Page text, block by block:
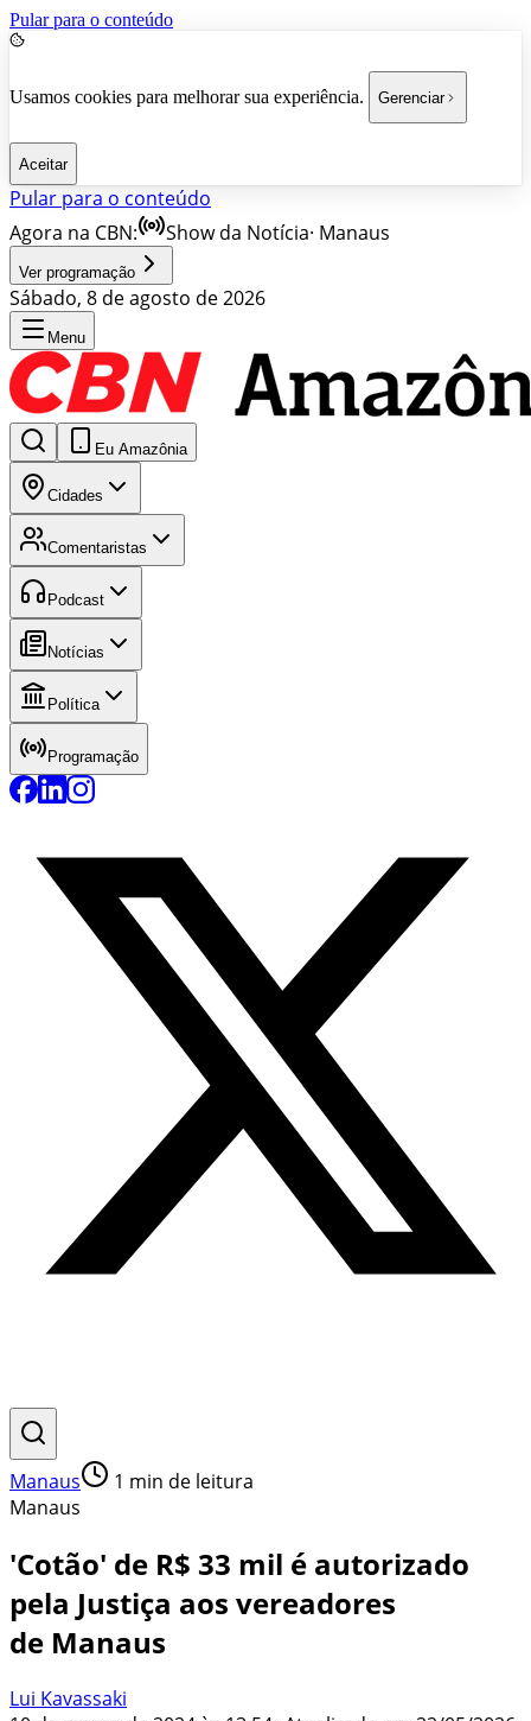
Pular para o conteúdo
Usamos cookies para melhorar sua experiência. Gerenciar
Aceitar
Pular para o conteúdo
Agora na CBN:
Show da Notícia· Manaus
Ver programação
Sábado, 8 de agosto de 2026
Menu
Eu Amazônia
Cidades
Comentaristas
Podcast
Notícias
Política
Programação
Manaus 1 min de leitura
Manaus
'Cotão' de R$ 33 mil é autorizado
pela Justiça aos vereadores
de Manaus
Lui Kavassaki